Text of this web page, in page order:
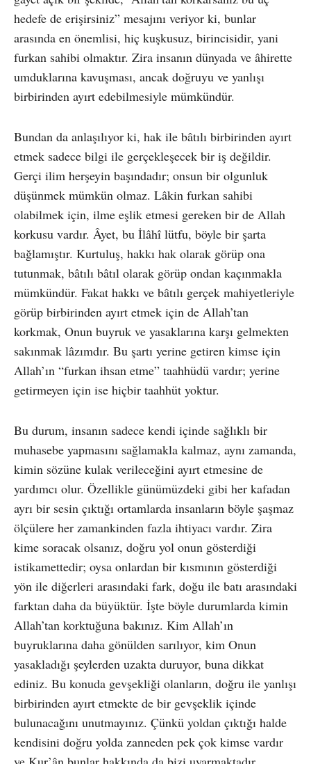
hedefe de erişirsiniz” mesajını veriyor ki, bunlar
arasında en önemlisi, hiç kuşkusuz, birincisidir, yani
furkan sahibi olmaktır. Zira insanın dünyada ve âhirette
umduklarına kavuşması, ancak doğruyu ve yanlışı
birbirinden ayırt edebilmesiyle mümkündür.
Bundan da anlaşılıyor ki, hak ile bâtılı birbirinden ayırt
etmek sadece bilgi ile gerçekleşecek bir iş değildir.
Gerçi ilim herşeyin başındadır; onsun bir olgunluk
düşünmek mümkün olmaz. Lâkin furkan sahibi
olabilmek için, ilme eşlik etmesi gereken bir de Allah
korkusu vardır. Âyet, bu İlâhî lütfu, böyle bir şarta
bağlamıştır. Kurtuluş, hakkı hak olarak görüp ona
tutunmak, bâtılı bâtıl olarak görüp ondan kaçınmakla
mümkündür. Fakat hakkı ve bâtılı gerçek mahiyetleriyle
görüp birbirinden ayırt etmek için de Allah’tan
korkmak, Onun buyruk ve yasaklarına karşı gelmekten
sakınmak lâzımdır. Bu şartı yerine getiren kimse için
Allah’ın “furkan ihsan etme” taahhüdü vardır; yerine
getirmeyen için ise hiçbir taahhüt yoktur.
Bu durum, insanın sadece kendi içinde sağlıklı bir
muhasebe yapmasını sağlamakla kalmaz, aynı zamanda,
kimin sözüne kulak verileceğini ayırt etmesine de
yardımcı olur. Özellikle günümüzdeki gibi her kafadan
ayrı bir sesin çıktığı ortamlarda insanların böyle şaşmaz
ölçülere her zamankinden fazla ihtiyacı vardır. Zira
kime soracak olsanız, doğru yol onun gösterdiği
istikamettedir; oysa onlardan bir kısmının gösterdiği
yön ile diğerleri arasındaki fark, doğu ile batı arasındaki
farktan daha da büyüktür. İşte böyle durumlarda kimin
Allah’tan korktuğuna bakınız. Kim Allah’ın
buyruklarına daha gönülden sarılıyor, kim Onun
yasakladığı şeylerden uzakta duruyor, buna dikkat
ediniz. Bu konuda gevşekliği olanların, doğru ile yanlışı
birbirinden ayırt etmekte de bir gevşeklik içinde
bulunacağını unutmayınız. Çünkü yoldan çıktığı halde
kendisini doğru yolda zanneden pek çok kimse vardır